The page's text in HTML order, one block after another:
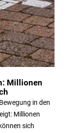
Millionen
in den
Millionen
sich